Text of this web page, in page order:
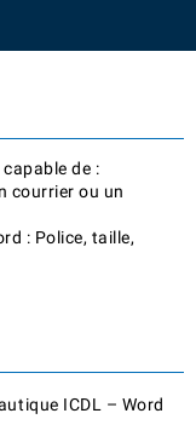
de :
courrier ou un
: Police, taille,
ICDL – Word